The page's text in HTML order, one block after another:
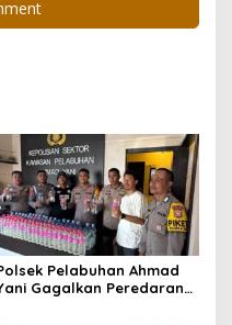
Pelabuhan Ahmad
Gagalkan Peredaran